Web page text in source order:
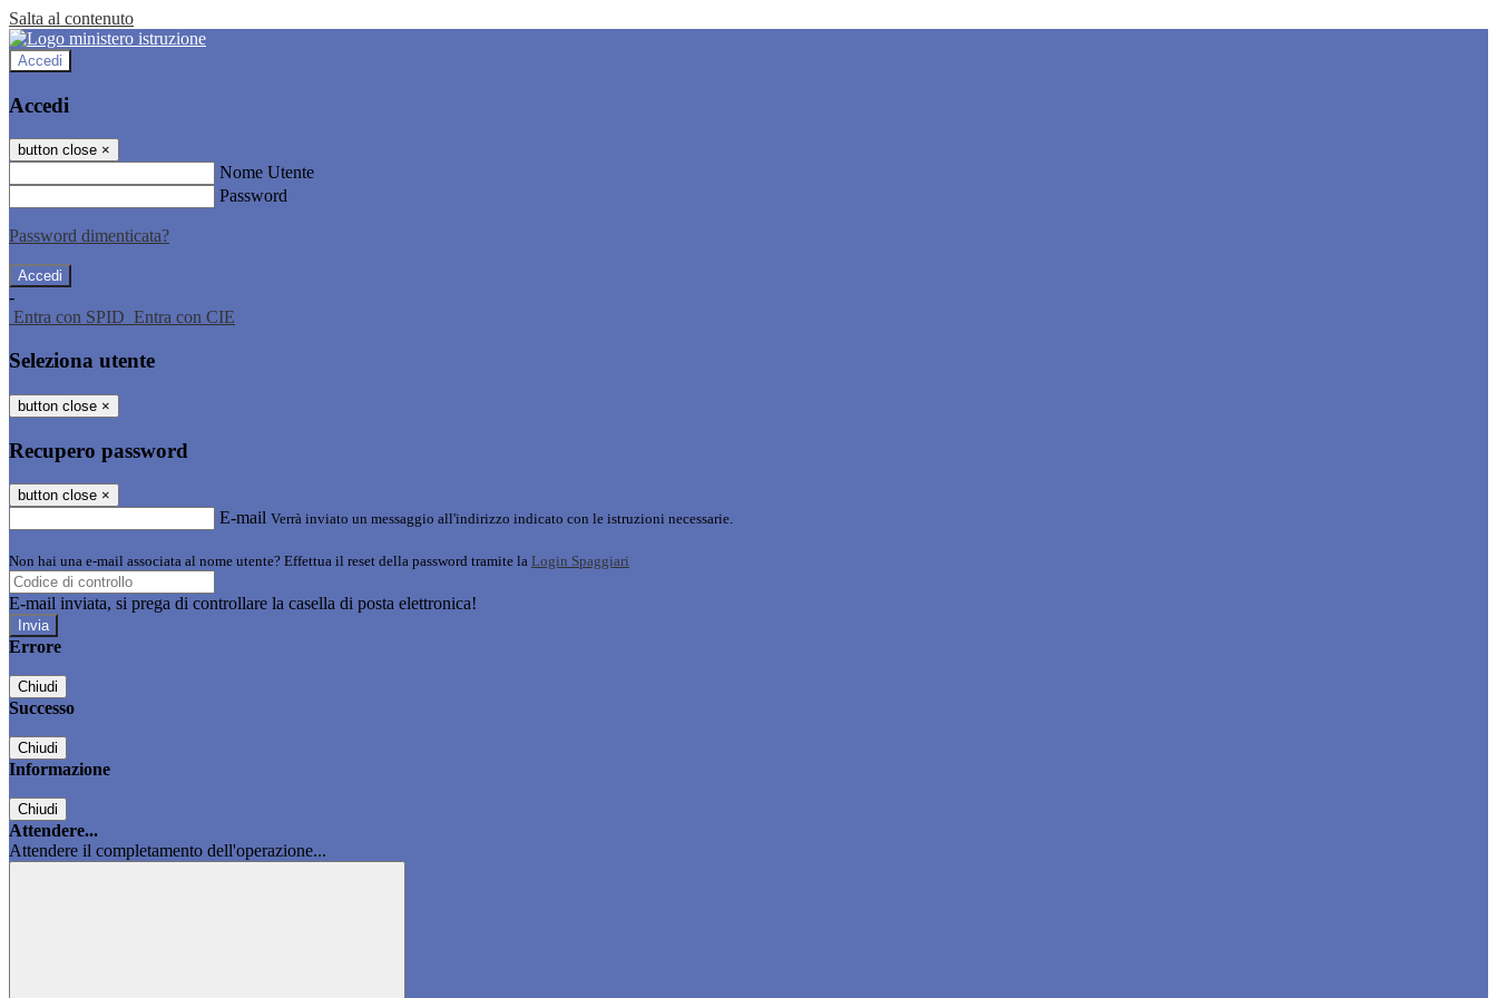
Salta al contenuto
Accedi
Accedi
button close ×
Nome Utente
Password
Password dimenticata?
-
Entra con SPID Entra con CIE
Seleziona utente
button close ×
Recupero password
button close ×
E-mail Verrà inviato un messaggio all'indirizzo indicato con le istruzioni necessarie.
Non hai una e-mail associata al nome utente? Effettua il reset della password tramite la Login Spaggiari
E-mail inviata, si prega di controllare la casella di posta elettronica!
Errore
Chiudi
Successo
Chiudi
Informazione
Chiudi
Attendere...
Attendere il completamento dell'operazione...